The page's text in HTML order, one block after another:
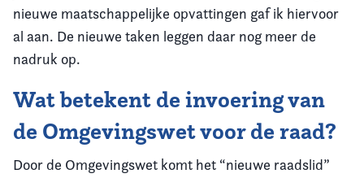
nieuwe maatschappelijke opvattingen gaf ik hiervoor
al aan. De nieuwe taken leggen daar nog meer de
nadruk op.
Wat betekent de invoering van
de Omgevingswet voor de raad?
Door de Omgevingswet komt het “nieuwe raadslid”